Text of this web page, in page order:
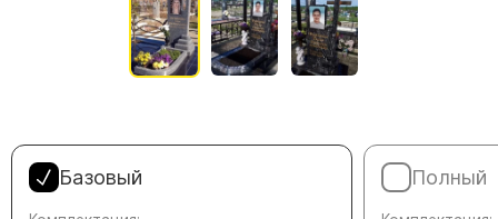
Памятники в форме креста
Зеркальные памятники
Памятники из белого мрамора Коелга
Кресты из белого мрамора
Базовый Полный